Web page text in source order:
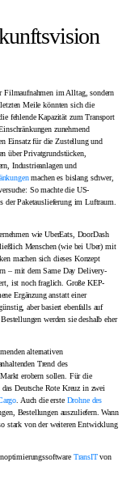
Filmaufnahmen im Alltag, sondern
Meile könnten sich die
fehlende Kapazität zum Transport
zunehmend
Einsatz für die Zustellung und
über Privatgrundstücken,
Industrieanlagen und
machen es bislang schwer,
So machte die US-
der Paketauslieferung im Luftraum.
wie UberEats, DoorDash
Menschen (wie bei Uber) mit
machen sich dieses Konzept
– mit dem Same Day Delivery-
ist noch fraglich. Große KEP-
Ergänzung anstatt einer
aber basiert ebenfalls auf
werden sie deshalb eher
alternativen
Trend des
erobern sollen. Für die
Deutsche Rote Kreuz in zwei
. Auch die erste Drohne des
Bestellungen auszuliefern. Wann
stark von der weiteren Entwicklung
TransITvon